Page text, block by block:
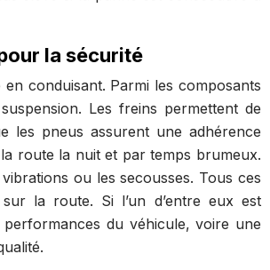
la sécurité
conduisant. Parmi les composants
Les freins permettent de
les pneus assurent une adhérence
route la nuit et par temps brumeux.
ou les secousses. Tous ces
la route. Si l’un d’entre eux est
performances du véhicule, voire une